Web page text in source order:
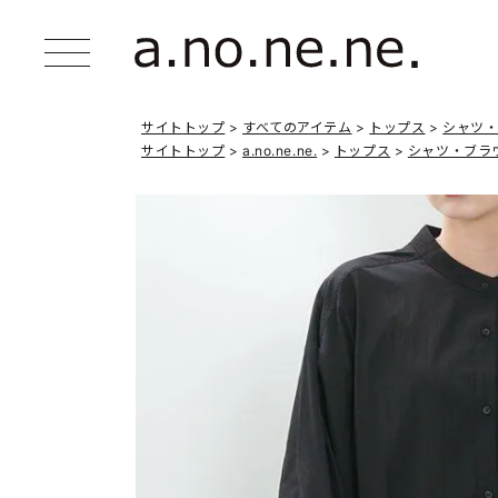
サイトトップ すべてのアイテム トップス
シャツ
サイトトップ
a.no.ne.ne. トップス シャツ・ブラ